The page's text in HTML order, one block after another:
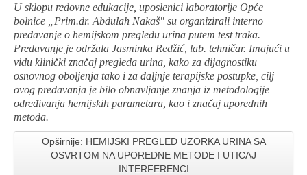
U sklopu redovne edukacije, uposlenici laboratorije Opće
bolnice „Prim.dr. Abdulah Nakaš" su organizirali interno
predavanje o hemijskom pregledu urina putem test traka.
Predavanje je održala Jasminka Redžić, lab. tehničar. Imajući u
vidu klinički značaj pregleda urina, kako za dijagnostiku
osnovnog oboljenja tako i za daljnje terapijske postupke, cilj
ovog predavanja je bilo obnavljanje znanja iz metodologije
određivanja hemijskih parametara, kao i značaj uporednih
metoda.
Opširnije: HEMIJSKI PREGLED UZORKA URINA SA
OSVRTOM NA UPOREDNE METODE I UTICAJ
INTERFERENCI